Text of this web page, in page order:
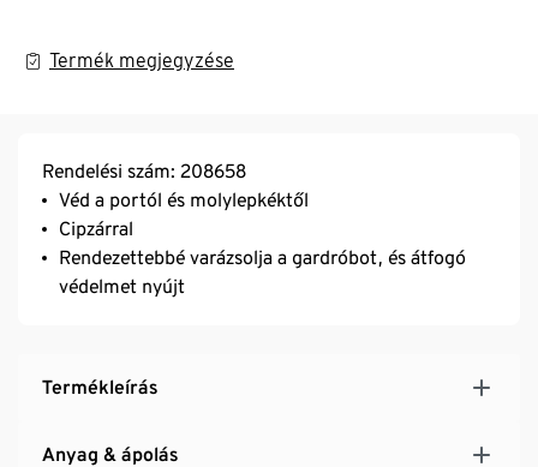
Termék megjegyzése
Rendelési szám: 208658
Véd a portól és molylepkéktől
Cipzárral
Rendezettebbé varázsolja a gardróbot, és átfogó
védelmet nyújt
Termékleírás
Anyag & ápolás